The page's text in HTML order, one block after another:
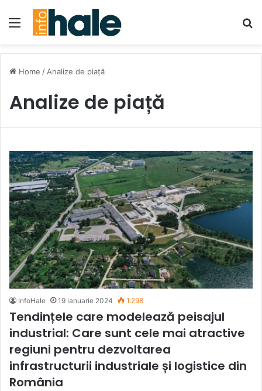
Menu
Home / Analize de piață
Analize de piață
InfoHale 19 ianuarie 2024 1.298
Tendințele care modelează peisajul
industrial: Care sunt cele mai atractive
regiuni pentru dezvoltarea
infrastructurii industriale și logistice din
România